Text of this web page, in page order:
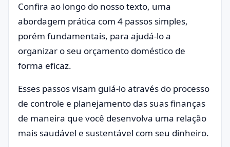
Confira ao longo do nosso texto, uma
abordagem prática com 4 passos simples,
porém fundamentais, para ajudá-lo a
organizar o seu orçamento doméstico de
forma eficaz.
Esses passos visam guiá-lo através do processo
de controle e planejamento das suas finanças
de maneira que você desenvolva uma relação
mais saudável e sustentável com seu dinheiro.